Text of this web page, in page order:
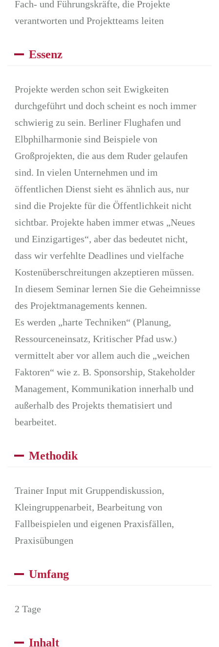
Fach- und Führungskräfte, die Projekte
verantworten und Projektteams leiten
Essenz
Projekte werden schon seit Ewigkeiten
durchgeführt und doch scheint es noch immer
schwierig zu sein. Berliner Flughafen und
Elbphilharmonie sind Beispiele von
Großprojekten, die aus dem Ruder gelaufen
sind. In vielen Unternehmen und im
öffentlichen Dienst sieht es ähnlich aus, nur
sind die Projekte für die Öffentlichkeit nicht
sichtbar. Projekte haben immer etwas „Neues
und Einzigartiges“, aber das bedeutet nicht,
dass wir verfehlte Deadlines und vielfache
Kostenüberschreitungen akzeptieren müssen.
In diesem Seminar lernen Sie die Geheimnisse
des Projektmanagements kennen.
Es werden „harte Techniken“ (Planung,
Ressourceneinsatz, Kritischer Pfad usw.)
vermittelt aber vor allem auch die „weichen
Faktoren“ wie z. B. Sponsorship, Stakeholder
Management, Kommunikation innerhalb und
außerhalb des Projekts thematisiert und
bearbeitet.
Methodik
Trainer Input mit Gruppendiskussion,
Kleingruppenarbeit, Bearbeitung von
Fallbeispielen und eigenen Praxisfällen,
Praxisübungen
Umfang
2 Tage
Inhalt